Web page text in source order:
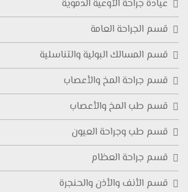
عيادة جراحة الأوعية الدموية
قسم الجراحة العامة
قسم المسالك البولية والتناسلية
قسم جراحة المخ والأعصاب
قسم طب المخ والأعصاب
قسم طب وجراحة العيون
قسم جراحة العظام
قسم الأنف والأذن والحنجرة